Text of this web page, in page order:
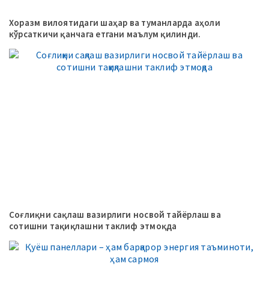
Хоразм вилоятидаги шаҳар ва туманларда аҳоли
кўрсаткичи қанчага етгани маълум қилинди.
Соғлиқни сақлаш вазирлиги носвой тайёрлаш ва
сотишни тақиқлашни таклиф этмоқда